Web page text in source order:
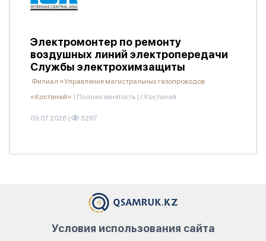
Электромонтер по ремонту
воздушных линий электропередачи
Службы электрохимзащиты
Филиал «Управление магистральных газопроводов
«Костанай» | Полная занятость | г.Костанай
09.07.2026 | 5287
Условия использования сайта